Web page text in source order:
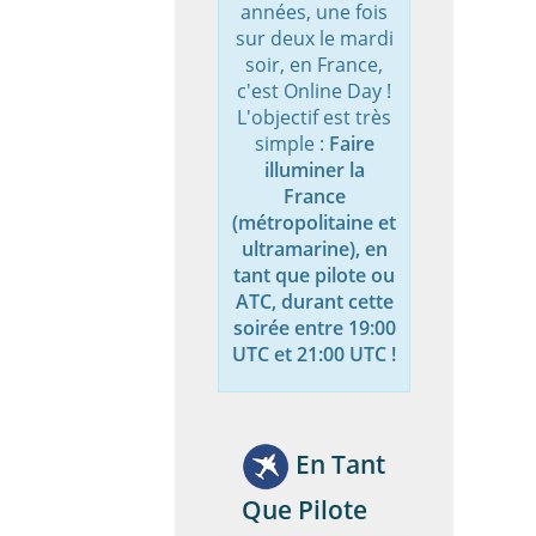
années, une fois
sur deux le mardi
soir, en France,
c'est Online Day !
L'objectif est très
simple : Faire
illuminer la
France
(métropolitaine et
ultramarine), en
tant que pilote ou
ATC, durant cette
soirée entre 19:00
UTC et 21:00 UTC !
En Tant
Que Pilote